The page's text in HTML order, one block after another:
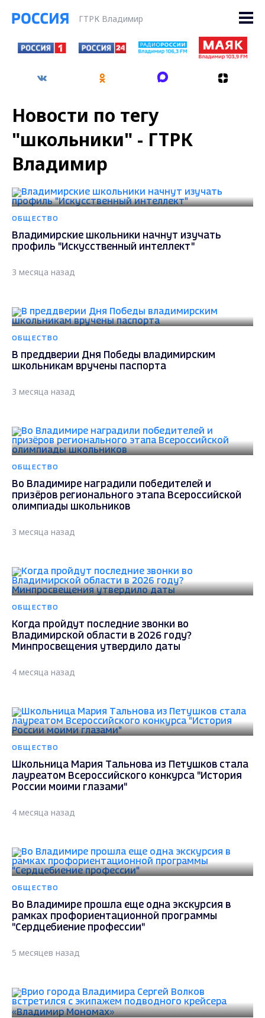
ГТРК Владимир
Новости по тегу
"школьники" - ГТРК
Владимир
ОБЩЕСТВО
Владимирские школьники начнут изучать
профиль "Искусственный интеллект"
3 месяца назад
ОБЩЕСТВО
В преддверии Дня Победы владимирским
школьникам вручены паспорта
3 месяца назад
ОБЩЕСТВО
Во Владимире наградили победителей и
призёров регионального этапа Всероссийской
олимпиады школьников
3 месяца назад
ОБЩЕСТВО
Когда пройдут последние звонки во
Владимирской области в 2026 году?
Минпросвещения утвердило даты
4 месяца назад
ОБЩЕСТВО
Школьница Мария Тальнова из Петушков стала
лауреатом Всероссийского конкурса "История
России моими глазами"
4 месяца назад
ОБЩЕСТВО
Во Владимире прошла еще одна экскурсия в
рамках профориентационной программы
"Сердцебиение профессии"
5 месяцев назад